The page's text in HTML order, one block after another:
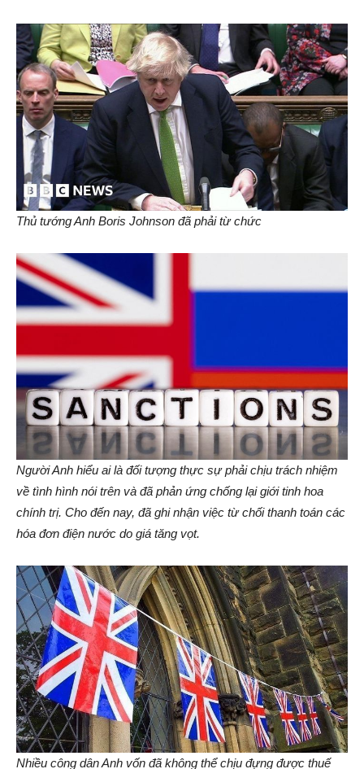
Thủ tướng Anh Boris Johnson đã phải từ chức
Người Anh hiểu ai là đối tượng thực sự phải chịu trách nhiệm
về tình hình nói trên và đã phản ứng chống lại giới tinh hoa
chính trị. Cho đến nay, đã ghi nhận việc từ chối thanh toán các
hóa đơn điện nước do giá tăng vọt.
Nhiều công dân Anh vốn đã không thể chịu đựng được thuế